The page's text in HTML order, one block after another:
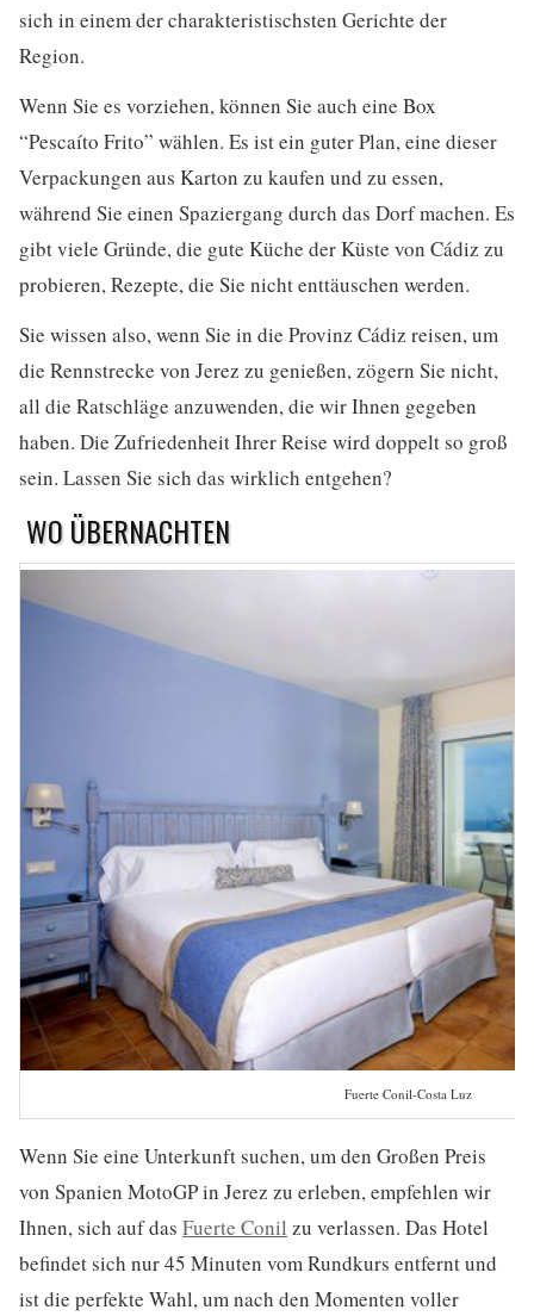
sich in einem der charakteristischsten Gerichte der
Region.
Wenn Sie es vorziehen, können Sie auch eine Box
“Pescaíto Frito” wählen. Es ist ein guter Plan, eine dieser
Verpackungen aus Karton zu kaufen und zu essen,
während Sie einen Spaziergang durch das Dorf machen. Es
gibt viele Gründe, die gute Küche der Küste von Cádiz zu
probieren, Rezepte, die Sie nicht enttäuschen werden.
Sie wissen also, wenn Sie in die Provinz Cádiz reisen, um
die Rennstrecke von Jerez zu genießen, zögern Sie nicht,
all die Ratschläge anzuwenden, die wir Ihnen gegeben
haben. Die Zufriedenheit Ihrer Reise wird doppelt so groß
sein. Lassen Sie sich das wirklich entgehen?
WO ÜBERNACHTEN
Fuerte Conil-Costa Luz
Wenn Sie eine Unterkunft suchen, um den Großen Preis
von Spanien MotoGP in Jerez zu erleben, empfehlen wir
Ihnen, sich auf das Fuerte Conil zu verlassen. Das Hotel
befindet sich nur 45 Minuten vom Rundkurs entfernt und
ist die perfekte Wahl, um nach den Momenten voller